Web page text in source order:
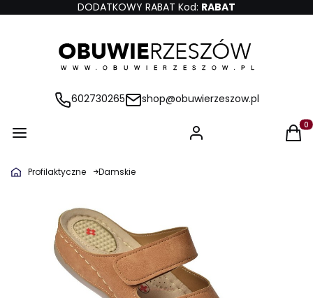
DODATKOWY RABAT Kod: RABAT
602730265 shop@obuwierzeszow.pl
Profilaktyczne Damskie